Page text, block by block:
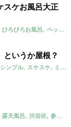
スケお風呂大正
ひろびろお風呂 ペット可
というか屋根？
シンプル スケスケ ミニマム
露天風呂 渋谷区 参宮橋駅